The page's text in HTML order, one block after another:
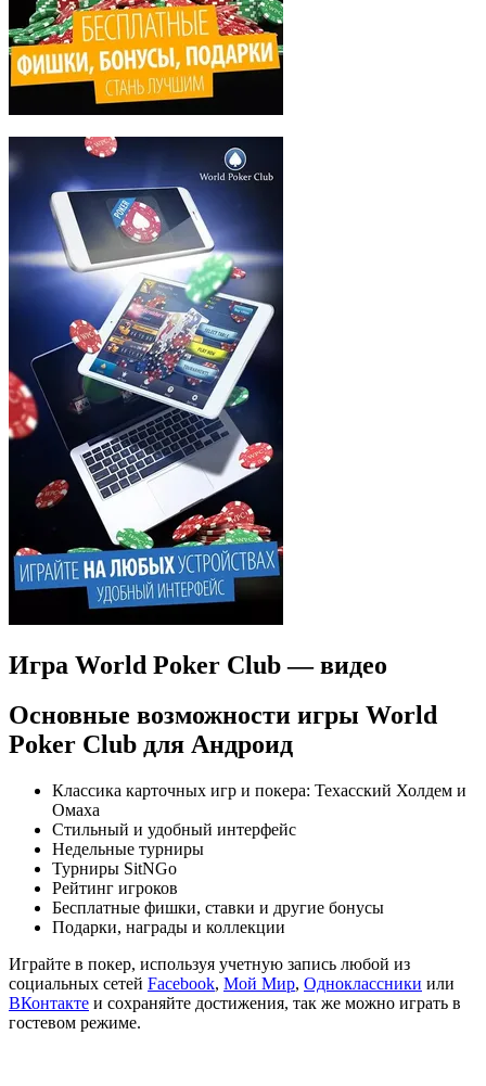
Игра World Poker Club — видео
Основные возможности игры World
Poker Club для Андроид
Классика карточных игр и покера: Техасский Холдем и
Омаха
Стильный и удобный интерфейс
Недельные турниры
Турниры SitNGo
Рейтинг игроков
Бесплатные фишки, ставки и другие бонусы
Подарки, награды и коллекции
Играйте в покер, используя учетную запись любой из
социальных сетей Facebook, Мой Мир, Одноклассники или
ВКонтакте и сохраняйте достижения, так же можно играть в
гостевом режиме.